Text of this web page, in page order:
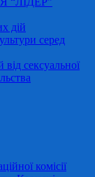
дій
серед
сексуальної
комісії